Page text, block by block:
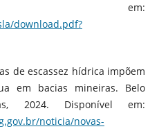
em:
download.pdf?
de escassez hídrica impõem
em bacias mineiras. Belo
2024. Disponível em:
noticia/novas-